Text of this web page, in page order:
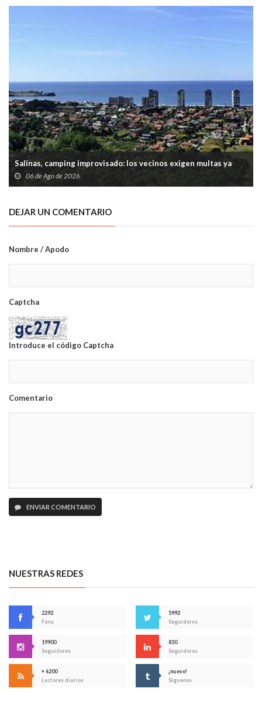
Salinas, camping improvisado: los vecinos exigen multas ya
06 de Ago de 2026
DEJAR UN COMENTARIO
Nombre / Apodo
Captcha
Introduce el código Captcha
Comentario
ENVIAR COMENTARIO
NUESTRAS REDES
2292
Fans
5992
Seguidores
19900
Seguidores
830
Seguidores
+ 6200
Lectores diarios
¡nuevo!
Síguenos